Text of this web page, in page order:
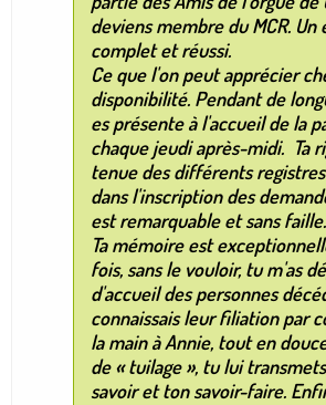
deviens membre du MCR. Un
complet et réussi.
Ce que l'on peut apprécier
disponibilité. Pendant de
es présente à l'accueil de la
chaque jeudi après-midi. Ta
tenue des différents
dans l'inscription des
est remarquable et sans faille.
Ta mémoire est
fois, sans le vouloir, tu m'as
d'accueil des personnes
connaissais leur filiation par
la main à Annie, tout en
de « tuilage », tu lui
savoir et ton savoir-faire.